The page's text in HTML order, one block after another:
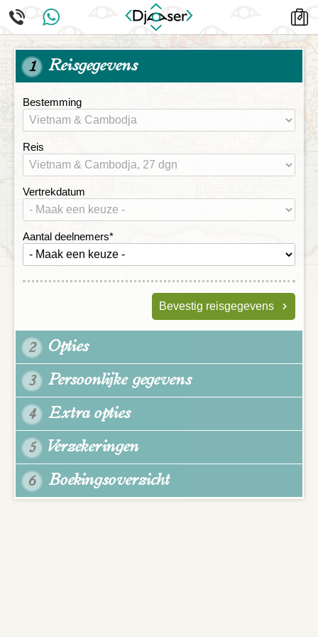
1 Reisgegevens
Bestemming
Reis
Vertrekdatum
Aantal deelnemers*
Bevestig reisgegevens
2 Opties
3 Persoonlijke gegevens
4 Extra opties
5 Verzekeringen
6 Boekingsoverzicht